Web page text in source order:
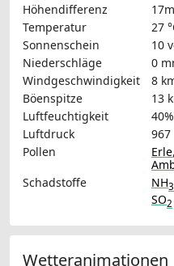
Höhendifferenz
Temperatur
27
Sonnenschein
10
Niederschläge
0
Windgeschwindigkeit
8
Böenspitze
13
Luftfeuchtigkeit
40%
Luftdruck
967
Pollen
Erle,
Schadstoffe
NH3
SO2
Wetteranimationen